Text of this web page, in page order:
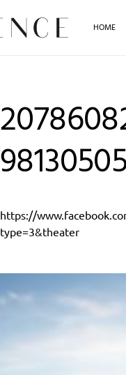
HOME
https://
type=3&theater